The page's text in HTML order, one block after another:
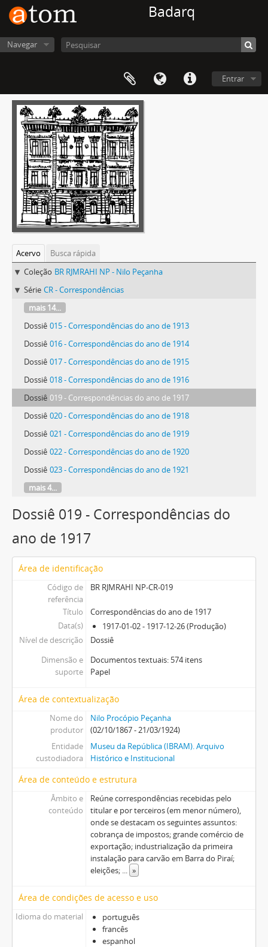
Badarq
Navegar
Entrar
Acervo
Busca rápida
Coleção BR RJMRAHI NP - Nilo Peçanha
Série CR - Correspondências
mais 14...
Dossiê 015 - Correspondências do ano de 1913
Dossiê 016 - Correspondências do ano de 1914
Dossiê 017 - Correspondências do ano de 1915
Dossiê 018 - Correspondências do ano de 1916
Dossiê 019 - Correspondências do ano de 1917
Dossiê 020 - Correspondências do ano de 1918
Dossiê 021 - Correspondências do ano de 1919
Dossiê 022 - Correspondências do ano de 1920
Dossiê 023 - Correspondências do ano de 1921
mais 4...
Dossiê 019 - Correspondências do
ano de 1917
Área de identificação
Código de
referência
BR RJMRAHI NP-CR-019
Título
Correspondências do ano de 1917
Data(s)
1917-01-02 - 1917-12-26 (Produção)
Nível de descrição
Dossiê
Dimensão e
suporte
Documentos textuais: 574 itens
Papel
Área de contextualização
Nome do
produtor
Nilo Procópio Peçanha
(02/10/1867 - 21/03/1924)
Entidade
custodiadora
Museu da República (IBRAM). Arquivo
Histórico e Institucional
Área de conteúdo e estrutura
Âmbito e
conteúdo
Reúne correspondências recebidas pelo
titular e por terceiros (em menor número),
onde se destacam os seguintes assuntos:
cobrança de impostos; grande comércio de
exportação; industrialização da primeira
instalação para carvão em Barra do Piraí;
eleições; ... »
Área de condições de acesso e uso
Idioma do material
português
francês
espanhol